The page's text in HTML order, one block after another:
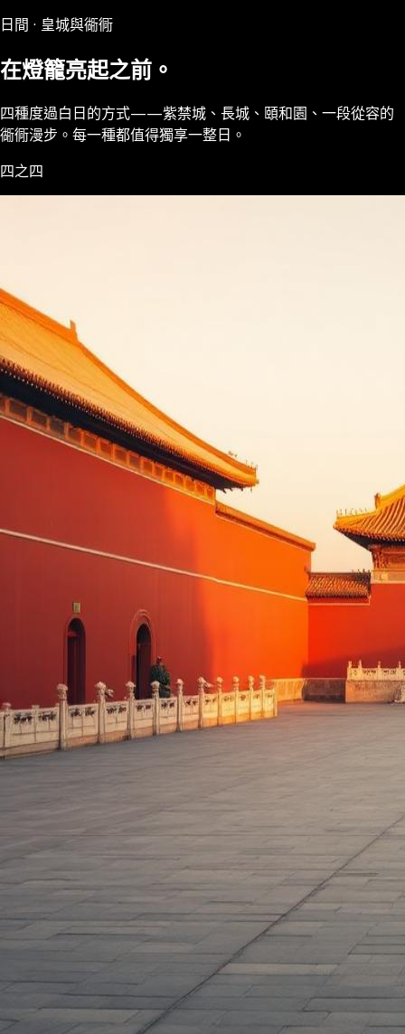
日間 · 皇城與衚衕
在燈籠亮起之前。
四種度過白日的方式——紫禁城、長城、頤和園、一段從容的
衚衕漫步。每一種都值得獨享一整日。
四之四